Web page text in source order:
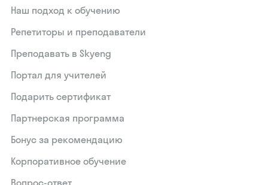
Наш подход к обучению
Репетиторы и преподаватели
Преподавать в Skyeng
Портал для учителей
Подарить сертификат
Партнерская программа
Бонус за рекомендацию
Корпоративное обучение
Вопрос-ответ